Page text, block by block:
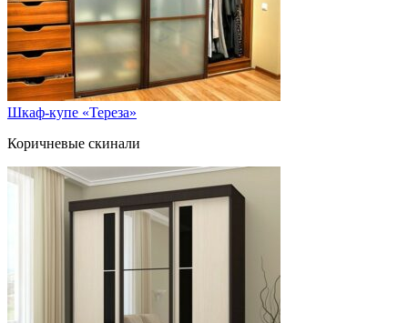
Шкаф-купе «Тереза»
Коричневые скинали